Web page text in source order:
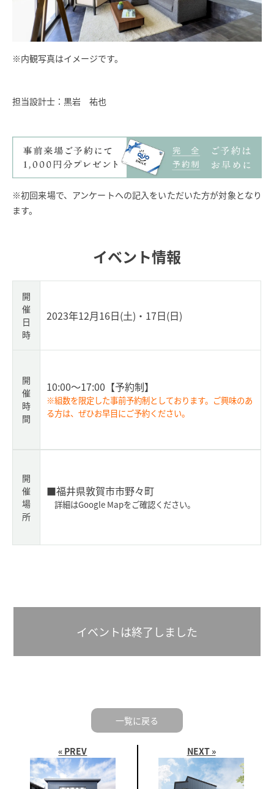
※内観写真はイメージです。
担当設計士：黒岩 祐也
※初回来場で、アンケートへの記入をいただいた方が対象となり
ます。
イベント情報
開
催
日
時
2023年12月16日(土)・17日(日)
開
催
時
間
10:00～17:00 【予約制】
※組数を限定した事前予約制としております。ご興味のあ
る方は、ぜひお早目にご予約ください。
開
催
場
所
■福井県敦賀市市野々町
詳細はGoogle Mapをご確認ください。
イベントは終了しました
« PREV
一覧に戻る
NEXT »